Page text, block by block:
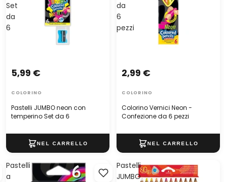
Set
da
6
Pastelli JUMBO neon con
temperino Set da 6
5,99 €
COLORINO
da
6
pezzi
Colorino Vernici Neon -
Confezione da 6 pezzi
2,99 €
COLORINO
Pastelli
a
Pastelli
JUMBO